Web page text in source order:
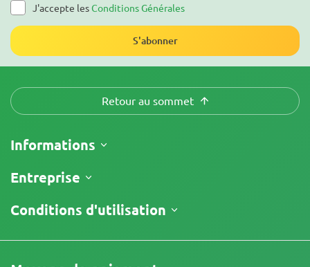
J'accepte lesConditions Générales
S'abonner
Retour au sommet
Informations
Expédition
Politique de Retour
Entreprise
À propos
Avis
Programme d'affiliation
Conditions d'utilisation
Conditions générales